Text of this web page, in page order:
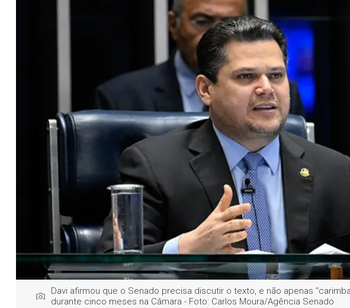
Davi afirmou que o Senado precisa discutir o texto, e não apenas
durante cinco meses na Câmara - Foto: Carlos Moura/Agência Senado